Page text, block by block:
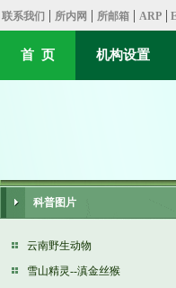
科普图片
云南野生动物
雪山精灵--滇金丝猴